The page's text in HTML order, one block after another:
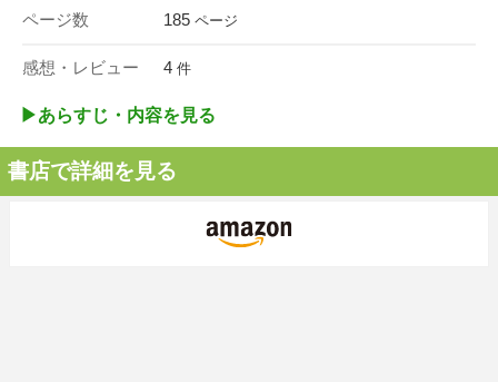
ページ数 185 ページ
感想・レビュー 4 件
▶︎あらすじ・内容を見る
書店で詳細を見る